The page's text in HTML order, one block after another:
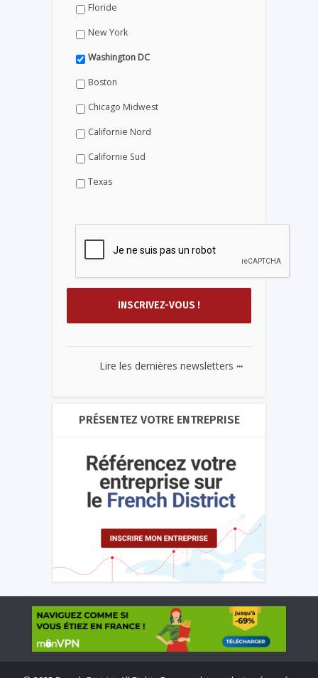
Floride
New York
Washington DC
Boston
Chicago Midwest
Californie Nord
Californie Sud
Texas
Lire les dernières newsletters ...
PRÉSENTEZ VOTRE ENTREPRISE